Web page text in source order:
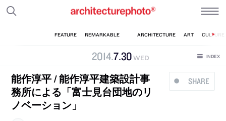
2014.7.30 WED
SHARE
能作淳平 / 能作淳平建築設計事
務所による「富士見台団地のリ
ノベーション」